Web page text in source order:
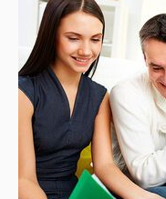
Новостройки
Санкт-
Петербурга
Видеообзор
новостроек
Семейная
ипотека
Аналитика
рынка